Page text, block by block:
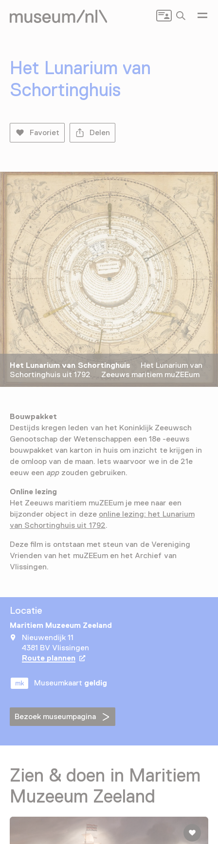
Zoeken
Het Lunarium van
Schortinghuis
Favoriet Delen
Het Lunarium van Schortinghuis
Het Lunarium van
Schortinghuis uit 1792 Zeeuws maritiem muZEEum
Bouwpakket
Destijds kregen leden van het Koninklijk Zeeuwsch
Genootschap der Wetenschappen een 18e -eeuws
bouwpakket van karton in huis om inzicht te krijgen in
de omloop van de maan. Iets waarvoor we in de 21e
eeuw een appzouden gebruiken.
Online lezing
Het Zeeuws maritiem muZEEum je mee naar een
bijzonder object in deze online lezing: het Lunarium
van Schortinghuis uit 1792.
Deze film is ontstaan met steun van de Vereniging
Vrienden van het muZEEum en het Archief van
Vlissingen.
Locatie
Maritiem Muzeeum Zeeland
Nieuwendijk 11
4381 BV Vlissingen
Route plannen Opent in een nieuw tabblad
Museumkaart geldig
Bezoek museumpagina
Zien & doen in Maritiem
Muzeeum Zeeland